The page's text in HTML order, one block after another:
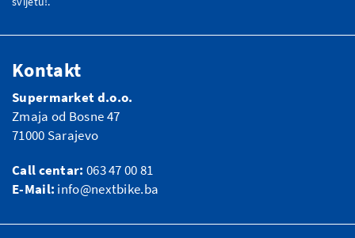
Kontakt
Supermarket d.o.o.
Zmaja od Bosne 47
71000 Sarajevo
Call centar: 063 47 00 81
E-Mail: info@nextbike.ba